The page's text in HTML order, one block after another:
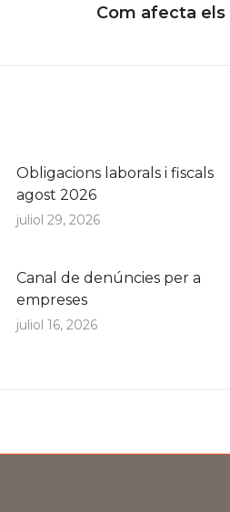
Next
Com afecta
Obligacions laborals i fiscals
agost 2026
juliol 29, 2026
Canal de denúncies per a
empreses
juliol 16, 2026